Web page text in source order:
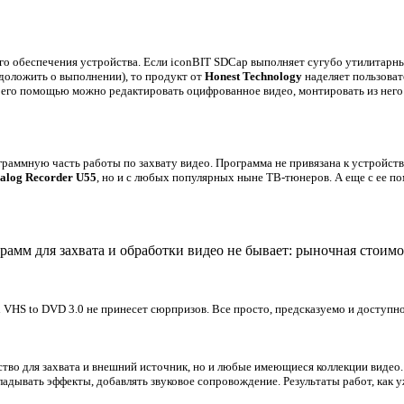
обеспечения устройства. Если iconBIT SDCap выполняет сугубо
о выполнении), то продукт от Honest Technology наделяет
помощью можно редактировать оцифрованное видео, монтировать из
часть работы по захвату видео. Программа не привязана к
Recorder U55 , но и с любых популярных ныне ТВ-тюнеров. А еще с ее
для захвата и обработки видео не бывает: рыночная
VHS to DVD 3.0 не принесет сюрпризов. Все просто, предсказуемо и
для захвата и внешний источник, но и любые имеющиеся коллекции
эффекты, добавлять звуковое сопровождение. Результаты работ,